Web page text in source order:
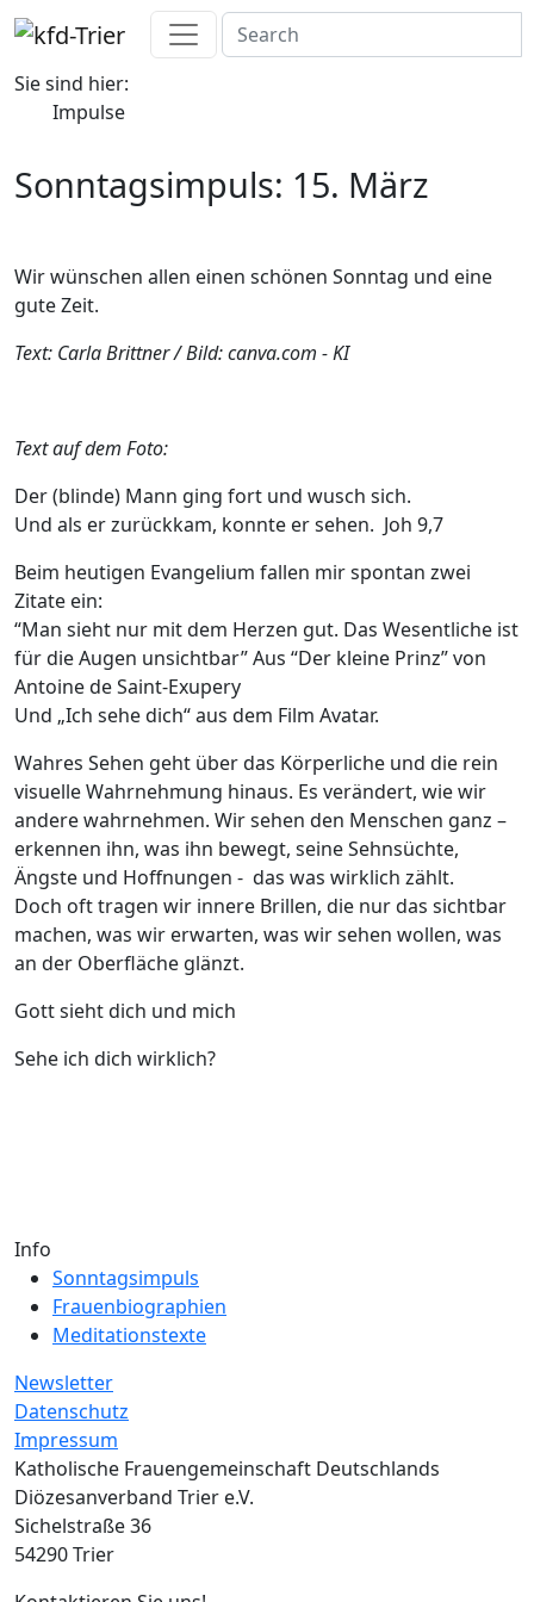
Sie sind hier:
Impulse
Sonntagsimpuls: 15. März
Wir wünschen allen einen schönen Sonntag und eine
gute Zeit.
Text: Carla Brittner / Bild: canva.com - KI
Text auf dem Foto:
Der (blinde) Mann ging fort und wusch sich.
Und als er zurückkam, konnte er sehen. Joh 9,7
Beim heutigen Evangelium fallen mir spontan zwei
Zitate ein:
“Man sieht nur mit dem Herzen gut. Das Wesentliche ist
für die Augen unsichtbar” Aus “Der kleine Prinz” von
Antoine de Saint-Exupery
Und „Ich sehe dich“ aus dem Film Avatar.
Wahres Sehen geht über das Körperliche und die rein
visuelle Wahrnehmung hinaus. Es verändert, wie wir
andere wahrnehmen. Wir sehen den Menschen ganz –
erkennen ihn, was ihn bewegt, seine Sehnsüchte,
Ängste und Hoffnungen - das was wirklich zählt.
Doch oft tragen wir innere Brillen, die nur das sichtbar
machen, was wir erwarten, was wir sehen wollen, was
an der Oberfläche glänzt.
Gott sieht dich und mich
Sehe ich dich wirklich?
Info
Sonntagsimpuls
Frauenbiographien
Meditationstexte
Newsletter
Datenschutz
Impressum
Katholische Frauengemeinschaft Deutschlands
Diözesanverband Trier e.V.
Sichelstraße 36
54290 Trier